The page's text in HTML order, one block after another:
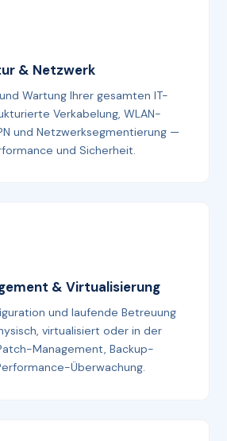
& Netzwerk
Wartung Ihrer gesamten IT-
Verkabelung, WLAN-
und Netzwerksegmentierung —
und Sicherheit.
& Virtualisierung
und laufende Betreuung
virtualisiert oder in der
Management, Backup-
Überwachung.